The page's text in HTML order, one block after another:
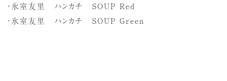
・氷室友里 ハンカチ SOUP Red
・氷室友里 ハンカチ SOUP Green